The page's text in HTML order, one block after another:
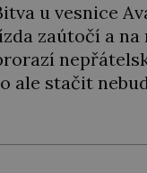
u vesnice
zaútočí a
ale stačit
jako